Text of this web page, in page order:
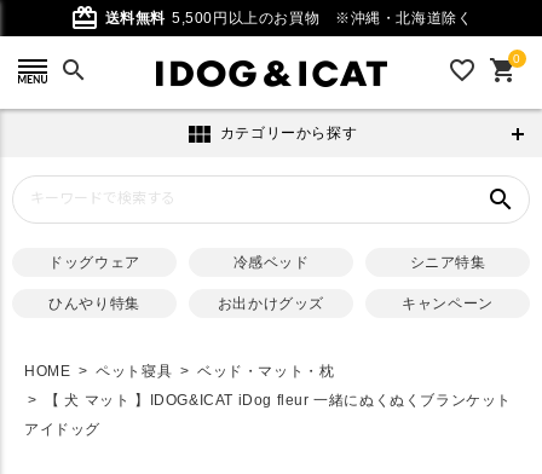
card_giftcard 送料無料 5,500円以上のお買物 ※沖縄・北海道除く
search favorite_outline 0
shopping_cart
view_module カテゴリーから探す
search
ドッグウェア 冷感ベッド シニア特集
ひんやり特集 お出かけグッズ キャンペーン
HOME ペット寝具
ベッド・マット・枕
【 犬 マット 】IDOG&ICAT iDog fleur 一緒にぬくぬくブランケット
アイドッグ